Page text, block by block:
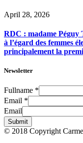
April 28, 2026
RDC : madame Péguy
à l’égard des femmes
principalement la
Newsletter
Fullname *
Email *
Email
Submit
© 2018 Copyright